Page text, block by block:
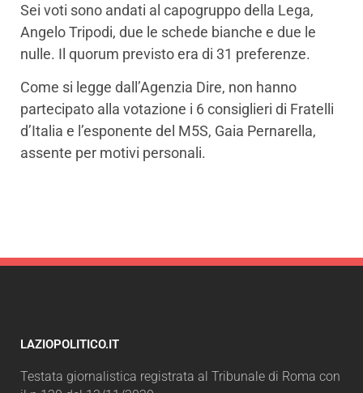
Sei voti sono andati al capogruppo della Lega,
Angelo Tripodi, due le schede bianche e due le
nulle. Il quorum previsto era di 31 preferenze.
Come si legge dall’Agenzia Dire, non hanno
partecipato alla votazione i 6 consiglieri di Fratelli
d’Italia e l’esponente del M5S, Gaia Pernarella,
assente per motivi personali.
LAZIOPOLITICO.IT
Testata giornalistica registrata al Tribunale di Roma con